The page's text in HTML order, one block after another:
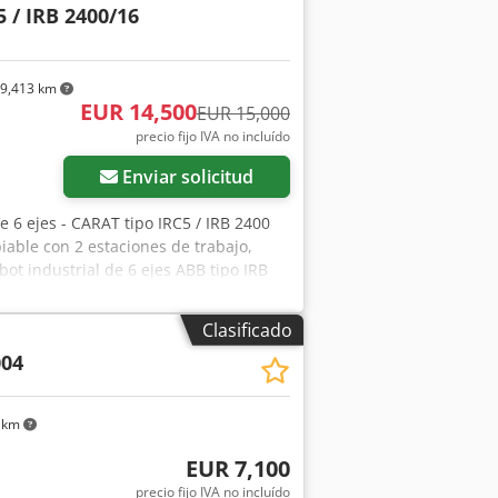
km
/ IRB 2400/16
EUR 14,500EUR 15,000
precio fijo IVA no incluído
Enviar solicitud
ejes - CARAT tipo IRC5 / IRB 2400
con 2 estaciones de trabajo,
industrial de 6 ejes ABB tipo IRB
de alta frecuencia PERSKE tipo
de manipulación del robot: 16
de aluminio: 500 x 500 mm
eléctrica: 400 VAC, 50 Hz -
está configurado de manera
de control y armario del robot
giratoria motorizada (probablemente
de giro 180°, con pared divisoria
una cara de la mesa giratoria
Clasificado
EUR 7,100
precio fijo IVA no incluído